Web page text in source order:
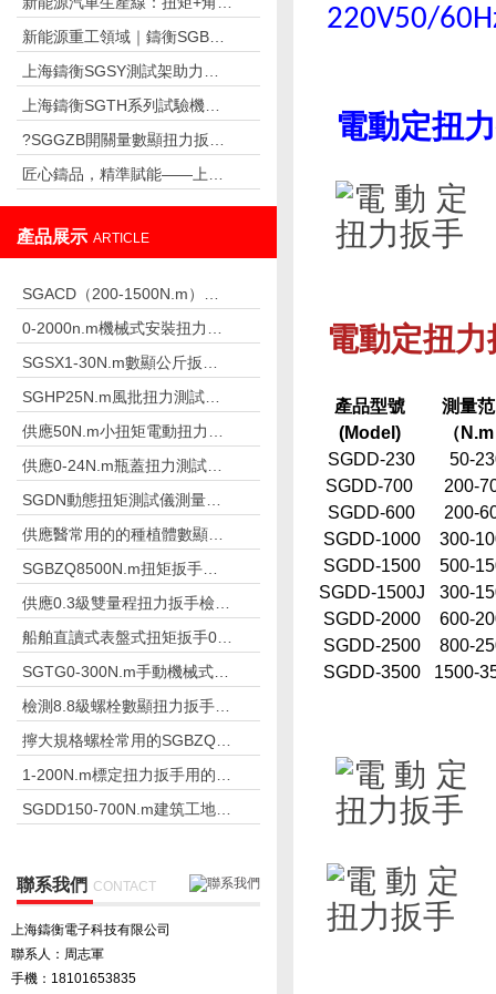
產品展示 ARTICLE
聯系我們 CONTACT
上海鑄衡電子科技有限公司
聯系人：周志軍
手機：18101653835
220V50/
電動定扭
電動定扭
產品型號
(Model)
測量
（N.m
SGDD-230
50-
SGDD-700
200-
SGDD-600
200-
SGDD-1000
300-
SGDD-1500
500-
SGDD-1500J
300-
SGDD-2000
600-
SGDD-2500
800-
SGDD-3500
1500-